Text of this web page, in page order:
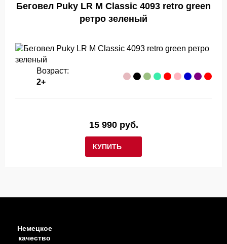
Беговел Puky LR M Classic 4093 retro green
ретро зеленый
Возраст:
2+
КУПИТЬ
15 990 руб.
Немецкое
качество